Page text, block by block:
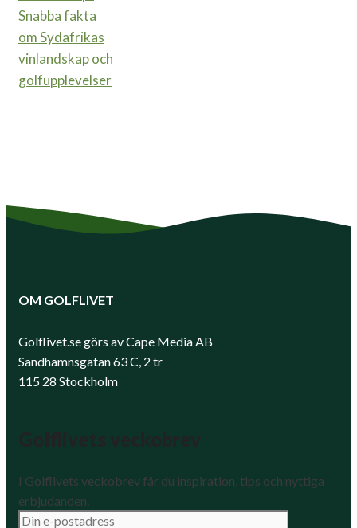
Snabba fakta
om Sydafrikas
vinlandskap och
golfupplevelser
OM GOLFLIVET
Golflivet.se görs av Cape Media AB
Sandhamnsgatan 63 C, 2 tr
115 28 Stockholm
I Golflivets veckobrev får du inspiration, tips och nyttiga
erbjudanden.